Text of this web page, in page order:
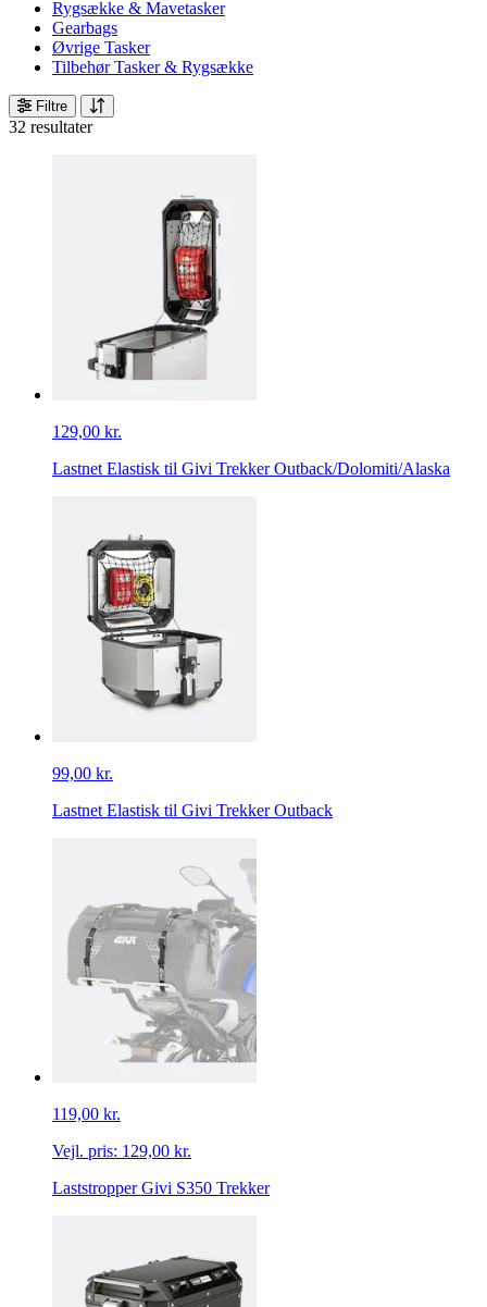
Rygsække & Mavetasker
Gearbags
Øvrige Tasker
Tilbehør Tasker & Rygsække
Filtre
32 resultater
129,00 kr.
Lastnet Elastisk til Givi Trekker Outback/Dolomiti/Alaska
99,00 kr.
Lastnet Elastisk til Givi Trekker Outback
119,00 kr.
Vejl. pris: 129,00 kr.
Laststropper Givi S350 Trekker